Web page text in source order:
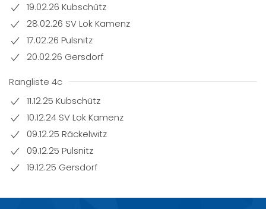
19.02.26 Kubschütz
28.02.26 SV Lok Kamenz
17.02.26 Pulsnitz
20.02.26 Gersdorf
Rangliste 4c
11.12.25 Kubschütz
10.12.24 SV Lok Kamenz
09.12.25 Räckelwitz
09.12.25 Pulsnitz
19.12.25 Gersdorf